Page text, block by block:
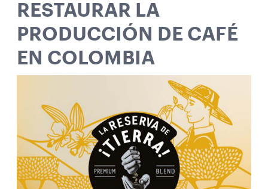
RESTAURAR LA
PRODUCCIÓN DE CAFÉ
EN COLOMBIA